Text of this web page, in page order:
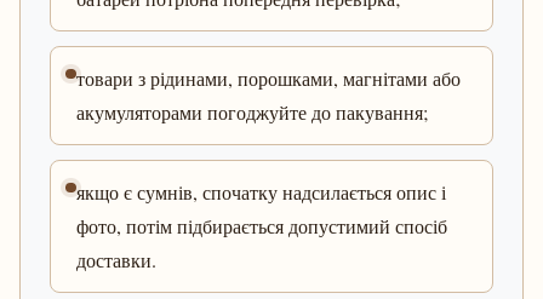
товари з рідинами, порошками, магнітами або
акумуляторами погоджуйте до пакування;
якщо є сумнів, спочатку надсилається опис і
фото, потім підбирається допустимий спосіб
доставки.